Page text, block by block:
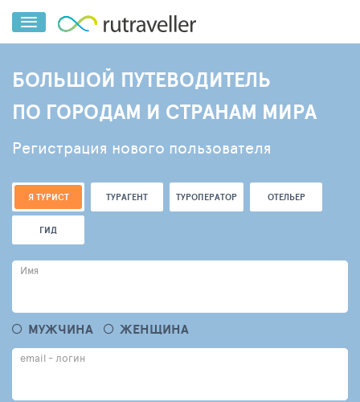
БОЛЬШОЙ ПУТЕВОДИТЕЛЬ
ПО ГОРОДАМ И СТРАНАМ МИРА
Регистрация нового пользователя
Я ТУРИСТ ТУРАГЕНТ ТУРОПЕРАТОР ОТЕЛЬЕР
ГИД
Имя
МУЖЧИНА ЖЕНЩИНА
email - логин